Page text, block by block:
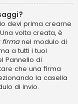
devi prima crearne
volta creata, è
firmanel modulo di
a tutti i tuoi
Pannello di
che una firma
la casella
di invio.